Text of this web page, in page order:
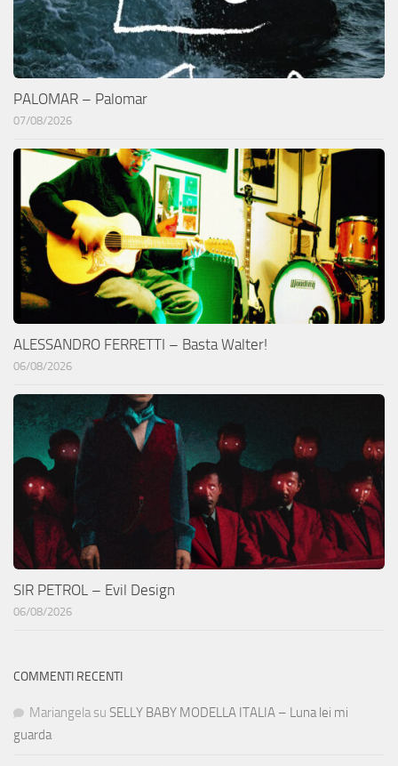
PALOMAR – Palomar
07/08/2026
ALESSANDRO FERRETTI – Basta Walter!
06/08/2026
SIR PETROL – Evil Design
06/08/2026
COMMENTI RECENTI
Mariangela su SELLY BABY MODELLA ITALIA – Luna lei mi
guarda